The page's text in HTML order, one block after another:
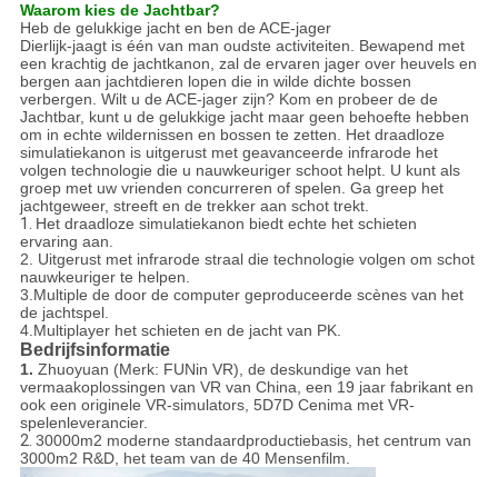
Waarom kies de Jachtbar?
Heb de gelukkige jacht en ben de ACE-jager
Dierlijk-jaagt is één van man oudste activiteiten. Bewapend met
een krachtig de jachtkanon, zal de ervaren jager over heuvels en
bergen aan jachtdieren lopen die in wilde dichte bossen
verbergen. Wilt u de ACE-jager zijn? Kom en probeer de de
Jachtbar, kunt u de gelukkige jacht maar geen behoefte hebben
om in echte wildernissen en bossen te zetten. Het draadloze
simulatiekanon is uitgerust met geavanceerde infrarode het
volgen technologie die u nauwkeuriger schoot helpt. U kunt als
groep met uw vrienden concurreren of spelen. Ga greep het
jachtgeweer, streeft en de trekker aan schot trekt.
1. Het draadloze simulatiekanon biedt echte het schieten
ervaring aan.
2. Uitgerust met infrarode straal die technologie volgen om schot
nauwkeuriger te helpen.
3.Multiple de door de computer geproduceerde scènes van het
de jachtspel.
4.Multiplayer het schieten en de jacht van PK.
Bedrijfsinformatie
1. Zhuoyuan (Merk: FUNin VR), de deskundige van het
vermaakoplossingen van VR van China, een 19 jaar fabrikant en
ook een originele VR-simulators, 5D7D Cenima met VR-
spelenleverancier.
2. 30000m2 moderne standaardproductiebasis, het centrum van
3000m2 R&D, het team van de 40 Mensenfilm.